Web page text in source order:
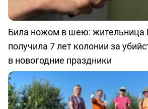
Била ножом в шею: жительница
получила 7 лет колонии за
в новогодние праздники